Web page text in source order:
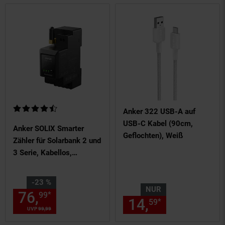
Anker SOLIX Smarter
Zähler für Solarbank 2 und
3 Serie, Kabellos,
Bluetooth, RS-485, 10
Jahre Leistung, 1W
Genauigkeit, Schnelle
Anpassung, Spart
Kundenbewertung: 4,67 von 5 Sternen
-23 %
Sie Sparen 23 Prozent,
UVP99,99
76,99* Aktueller Preis: 76,
Anker 322 USB-A auf
USB-C Kabel (90cm,
Geflochten), Weiß
NUR
14,59*